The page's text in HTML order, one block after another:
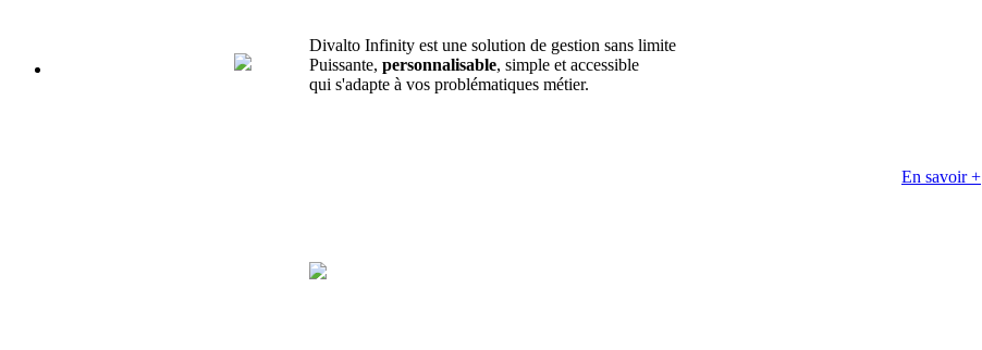
Divalto Infinity est une solution de gestion sans limite
Puissante, personnalisable, simple et accessible
qui s'adapte à vos problématiques métier.
En savoir +